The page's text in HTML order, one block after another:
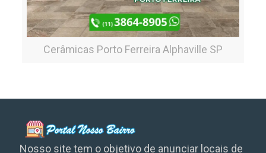
Cerâmicas Porto Ferreira Alphaville SP
Nosso site tem o objetivo de anunciar locais de